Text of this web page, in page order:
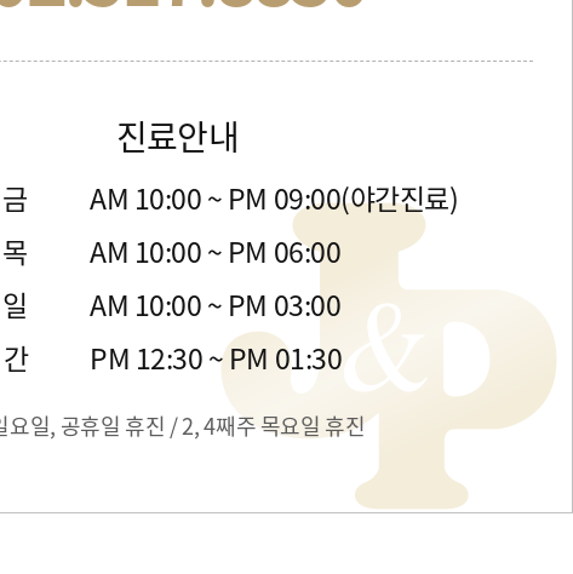
진료안내
AM 10:00 ~ PM 09:00(야간진료)
AM 10:00 ~ PM 06:00
AM 10:00 ~ PM 03:00
PM 12:30 ~ PM 01:30
요일, 공휴일 휴진 / 2, 4째주 목요일 휴진